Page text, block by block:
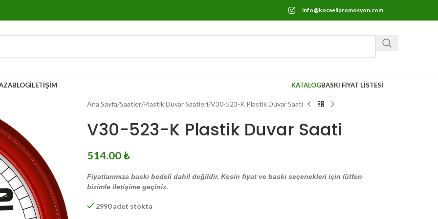
info@kocaelipromosyon.com
BLOGİLETIŞIM KATALOGBASKI FİYAT LİSTESİ
Ana Sayfa Saatler Plastik Duvar Saatleri V30-523-K Plastik Duvar Saati
V30-523-K Plastik Duvar Saati
514.00₺
Fiyatlarımıza baskı bedeli dahil değildir. Kesin fiyat ve baskı seçenekleri için lütfen
bizimle iletişime geçiniz.
2990 adet stokta